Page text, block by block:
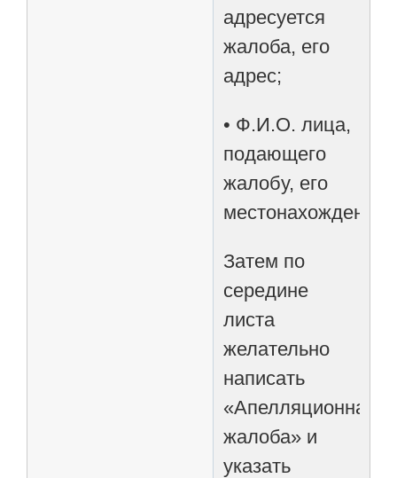
адресуется
жалоба, его
адрес;
• Ф.И.О. лица,
подающего
жалобу, его
местонахождение.
Затем по
середине
листа
желательно
написать
«Апелляционная
жалоба» и
указать